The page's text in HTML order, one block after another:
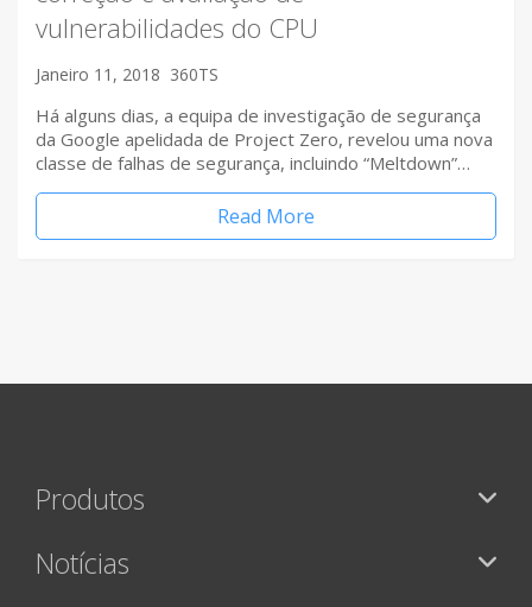
vulnerabilidades do CPU
Janeiro 11, 2018 360TS
Há alguns dias, a equipa de investigação de segurança
da Google apelidada de Project Zero, revelou uma nova
classe de falhas de segurança, incluindo “Meltdown”…
Read More
Produtos
Notícias